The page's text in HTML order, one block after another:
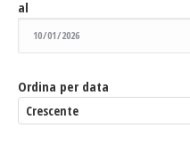
al
Ordina per data